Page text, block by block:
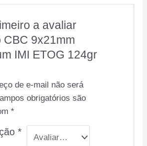
a avaliar
CBC 9x21mm
IMI ETOG 124gr
de e-mail não será
obrigatórios são
*
*